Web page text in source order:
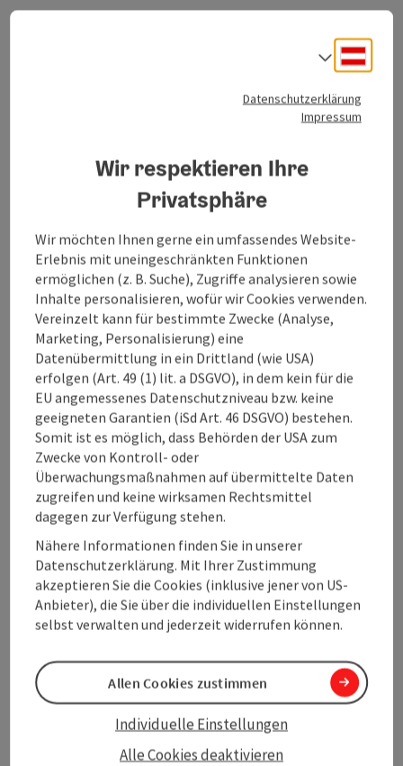
Oktober
aussichtsreich
Wegbeschreibung:
Gestartet wird gegenüber vom Landhotel Eckhard,
rechts neben der Tankstelle. Der Beschilderung
"Mountainbikestrecke Damberg" folgen und au einer
ebenen Schotterstraße neben Häusern vorbei zum
Gehöft Mayr fahren. Links auf der Asphaltstraße
weiter und kurz danach auf der Schotterstraße in den
Wald hinauf immer Richtung "Damberg". Nach rund 3
km gelangt man zu einer Kreuzung, hier scharf rechts
abbiegen, weiter aufwärts und dann lange in sanftem
Auf und Ab quer durch die ...
Beschreibung vollständig anzeigen
Tour und Routeninformationen
Öffnungszeiten
Anreise/Lage
Datenschutzerklärung
Impressum
Wir respektieren Ihre
Privatsphäre
Wir möchten Ihnen gerne ein umfassendes Website-
Erlebnis mit uneingeschränkten Funktionen
ermöglichen (z. B. Suche), Zugriffe analysieren sowie
Inhalte personalisieren, wofür wir Cookies verwenden.
Vereinzelt kann für bestimmte Zwecke (Analyse,
Marketing, Personalisierung) eine
Datenübermittlung in ein Drittland (wie USA)
erfolgen (Art. 49 (1) lit. a DSGVO), in dem kein für die
EU angemessenes Datenschutzniveau bzw. keine
geeigneten Garantien (iSd Art. 46 DSGVO) bestehen.
Somit ist es möglich, dass Behörden der USA zum
Zwecke von Kontroll- oder
Überwachungsmaßnahmen auf übermittelte Daten
zugreifen und keine wirksamen Rechtsmittel
dagegen zur Verfügung stehen.
Nähere Informationen finden Sie in unserer
Datenschutzerklärung. Mit Ihrer Zustimmung
akzeptieren Sie die Cookies (inklusive jener von US-
Anbieter), die Sie über die individuellen Einstellungen
selbst verwalten und jederzeit widerrufen können.
Alle Cookies deaktivieren
Individuelle Einstellungen
Allen Cookies zustimmen